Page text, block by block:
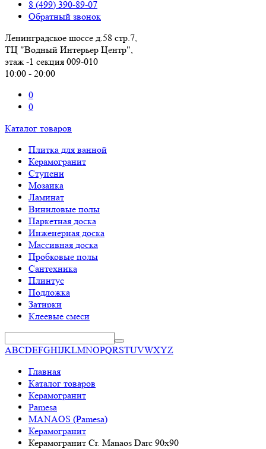
8 (499) 390-89-07
Обратный звонок
Ленинградское шоссе д.58 стр.7,
ТЦ "Водный Интерьер Центр",
этаж -1 секция 009-010
10:00 - 20:00
0
0
Каталог товаров
Плитка для ванной
Керамогранит
Ступени
Мозаика
Ламинат
Виниловые полы
Паркетная доска
Инженерная доска
Массивная доска
Пробковые полы
Сантехника
Плинтус
Подложка
Затирки
Клеевые смеси
ABCDEFGHIJKLMNOPQRSTUVWXYZ
Главная
Каталог товаров
Керамогранит
Pamesa
MANAOS (Pamesa)
Керамогранит
Керамогранит Cr. Manaos Darc 90х90